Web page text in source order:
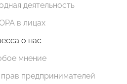
деятельность
в лицах
о нас
мнение
предпринимателей